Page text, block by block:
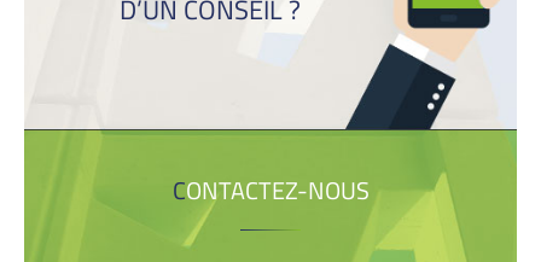
D’UN CONSEIL ?
CONTACTEZ-NOUS